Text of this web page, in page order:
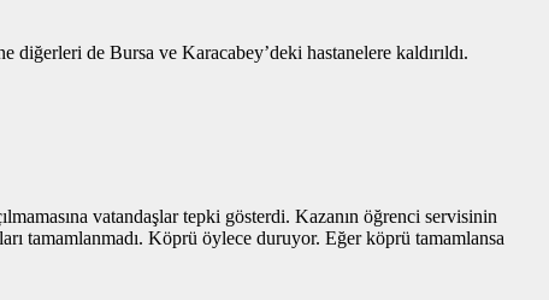
de Bursa ve Karacabey’deki hastanelere kaldırıldı.
vatandaşlar tepki gösterdi. Kazanın öğrenci servisinin
tamamlanmadı. Köprü öylece duruyor. Eğer köprü tamamlansa